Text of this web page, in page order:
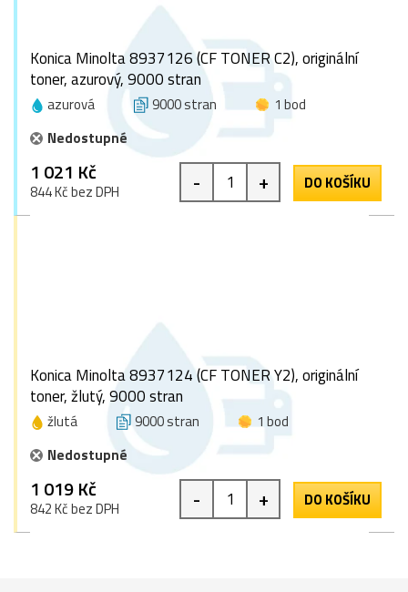
Konica Minolta 8937126 (CF TONER C2), originální
toner, azurový, 9000 stran
azurová 9000 stran
1 bod
Nedostupné
1 021 Kč
844 Kč bez DPH - + DO KOŠÍKU
Konica Minolta 8937124 (CF TONER Y2), originální
toner, žlutý, 9000 stran
žlutá 9000 stran
1 bod
Nedostupné
1 019 Kč
842 Kč bez DPH - + DO KOŠÍKU